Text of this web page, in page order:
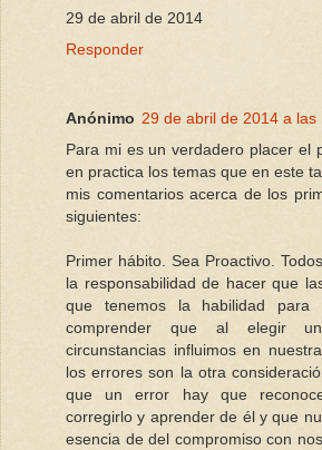
29 de abril de 2014
Responder
Anónimo 29 de abril de 2014 a las
Para mi es un verdadero placer el
en practica los temas que en este
mis comentarios acerca de los
siguientes:
Primer hábito. Sea Proactivo.
la responsabilidad de hacer que
que tenemos la habilidad para
comprender que al elegir
circunstancias influimos en
los errores son la otra
que un error hay que
corregirlo y aprender de él y que
esencia de del compromiso con